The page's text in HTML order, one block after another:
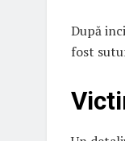
După
fost